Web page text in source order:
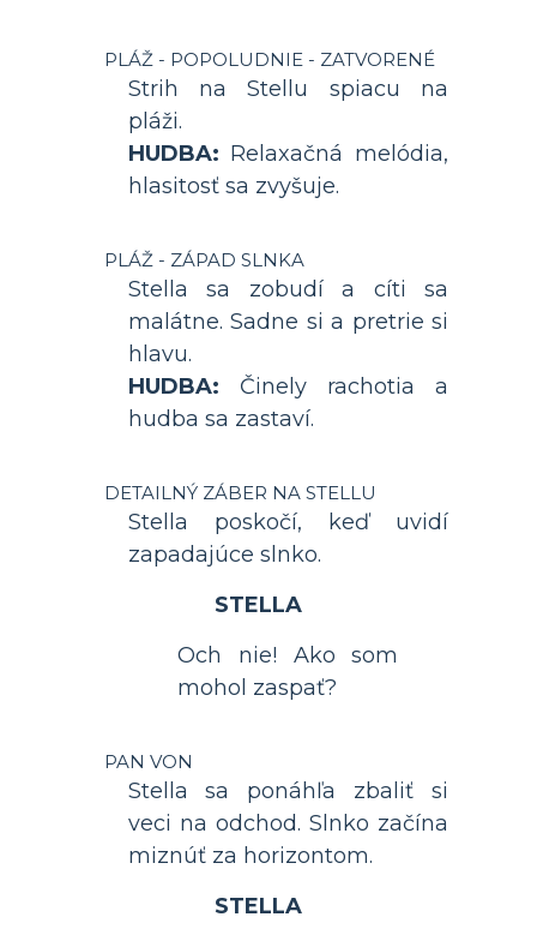
PLÁŽ - POPOLUDNIE - ZATVORENÉ
Strih na Stellu spiacu na
pláži.
HUDBA: Relaxačná melódia,
hlasitosť sa zvyšuje.
PLÁŽ - ZÁPAD SLNKA
Stella sa zobudí a cíti sa
malátne. Sadne si a pretrie si
hlavu.
HUDBA: Činely rachotia a
hudba sa zastaví.
DETAILNÝ ZÁBER NA STELLU
Stella poskočí, keď uvidí
zapadajúce slnko.
STELLA
Och nie! Ako som
mohol zaspať?
PAN VON
Stella sa ponáhľa zbaliť si
veci na odchod. Slnko začína
miznúť za horizontom.
STELLA